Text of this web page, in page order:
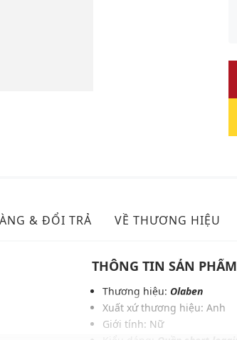
& ĐỔI TRẢ VỀ THƯƠNG HIỆU
THÔNG TIN SẢN PHẨM
Thương hiệu: Olaben
Xuất xứ thương hiệu: Anh
Giới tính: Nữ